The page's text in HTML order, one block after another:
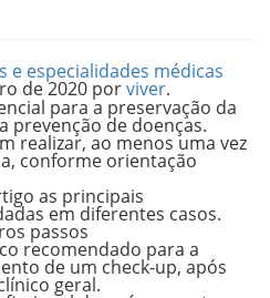
e especialidades médicas
de 2020 porviver.
para a preservação da
prevenção de doenças.
realizar, ao menos uma vez
conforme orientação
as principais
em diferentes casos.
passos
recomendado para a
de um check-up, após
geral.